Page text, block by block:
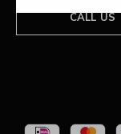
CALL US